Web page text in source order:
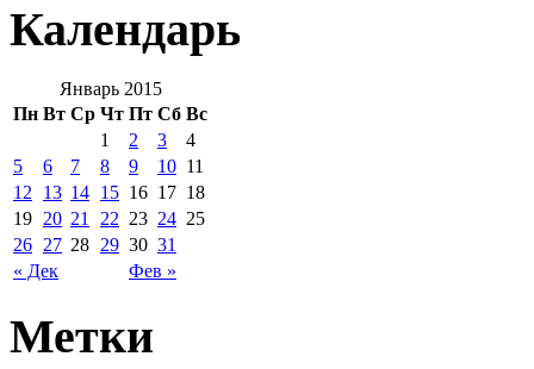
Календарь
Январь 2015
Пн Вт Ср Чт Пт Сб Вс
« Дек Фев »
1 2 3
4
5
6 7 8 9 10 11
12 13 14 15 16 17 18
19 20 21 22 23 24 25
26 27 28 29 30 31
Метки